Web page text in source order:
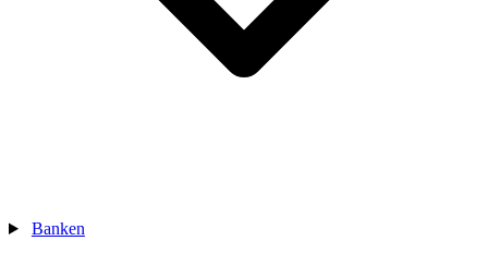
Banken